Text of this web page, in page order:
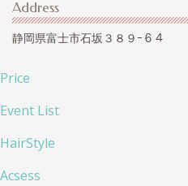
Address
静岡県富士市石坂３８９ｰ６４
Price
Event List
HairStyle
Acsess